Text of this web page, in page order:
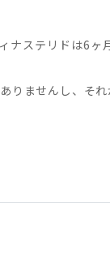
ナステリドは6
りませんし、そ